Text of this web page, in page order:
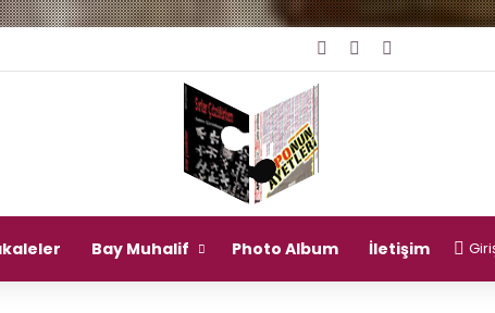
Giriş YapRastgele Makale
Bay Muhalif Photo Album İletişim